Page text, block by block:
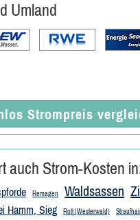
Umland
Strompreis
auch Strom-Kosten
Remagen Waldsassen
Hamm, Sieg Rott (Westerwald)